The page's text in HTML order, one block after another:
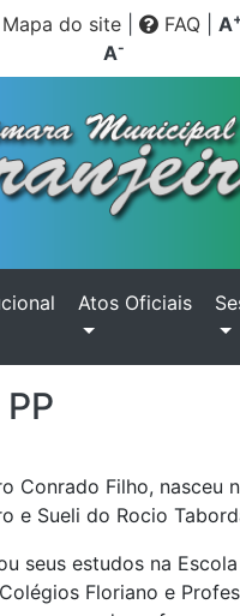
Mapa do site FAQ A+
A-
Atos Oficiais
Conrado Filho, nasceu
e Sueli do Rocio
seus estudos na
Floriano e